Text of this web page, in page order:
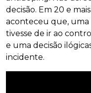
decisão. Em 20 e
aconteceu que, uma
tivesse de ir ao
e uma decisão
incidente.